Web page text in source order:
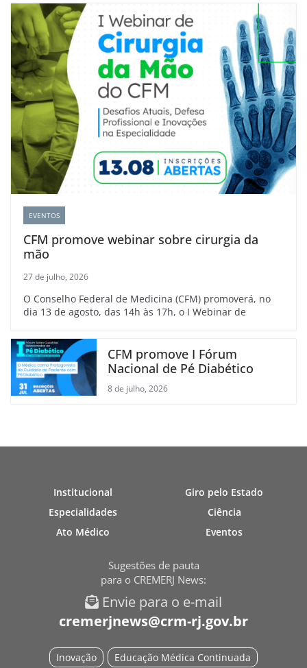
EVENTOS
CFM promove webinar sobre cirurgia da
mão
27 de julho, 2026
O Conselho Federal de Medicina (CFM) promoverá, no
dia 13 de agosto, das 14h às 17h, o I Webinar de
CFM promove I Fórum
Nacional de Pé Diabético
8 de julho, 2026
Institucional
Especialidades
Ato Médico
Giro pelo Estado
Ciência
Eventos
Sugestões de pauta
para o CREMERJ News:
Envie para o e-mail
cremerjnews@crm-rj.gov.br
Educação Médica Continuada
Inovação